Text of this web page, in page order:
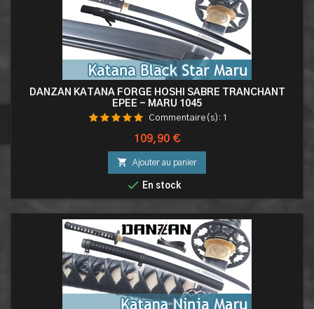
DANZAN KATANA FORGÉ HOSHI SABRE TRANCHANT
EPEE - MARU 1045
Commentaire(s): 1
Prix
109,90 €
 Ajouter au panier
 En stock